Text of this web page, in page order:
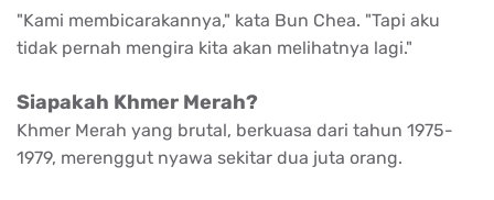
"Kami membicarakannya," kata Bun Chea. "Tapi aku
tidak pernah mengira kita akan melihatnya lagi."
Siapakah Khmer Merah?
Khmer Merah yang brutal, berkuasa dari tahun 1975-
1979, merenggut nyawa sekitar dua juta orang.